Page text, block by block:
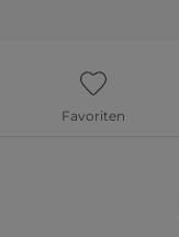
Favoriten